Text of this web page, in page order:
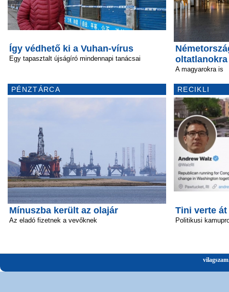
Így védhető ki a Vuhan-vírus
Egy tapasztalt újságíró mindennapi tanácsai
PÉNZTÁRCA
Mínuszba került az olajár
Az eladó fizetnek a vevőknek
oltatlanokra
A magyarokra is
RECIKLI
Tini verte
Politikusi